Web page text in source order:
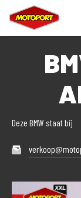
Deze BMW staat bij